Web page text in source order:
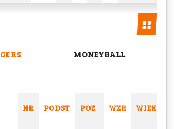
MONEYBALL
NR PODST POZ WZR WIEK